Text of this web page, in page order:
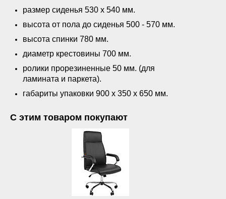
размер сиденья 530 х 540 мм.
высота от пола до сиденья 500 - 570 мм.
высота спинки 780 мм.
диаметр крестовины 700 мм.
ролики прорезиненные 50 мм. (для
ламината и паркета).
габариты упаковки 900 х 350 х 650 мм.
С этим товаром покупают